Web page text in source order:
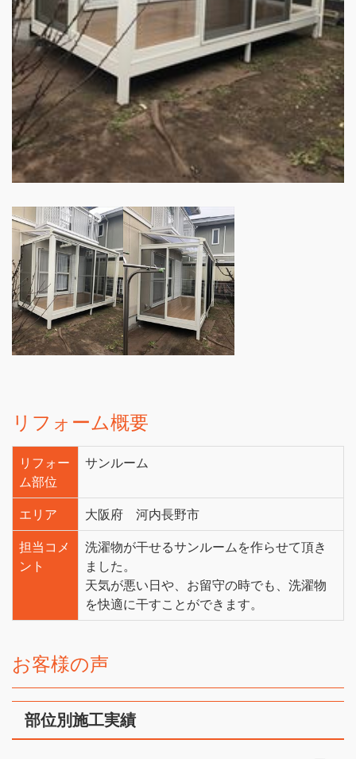
リフォーム概要
リフォー
ム部位
サンルーム
エリア
大阪府 河内長野市
担当コメ
ント
洗濯物が干せるサンルームを作らせて頂き
ました。
天気が悪い日や、お留守の時でも、洗濯物
を快適に干すことができます。
お客様の声
部位別施工実績